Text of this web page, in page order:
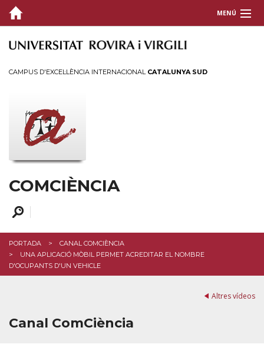
MENÚ
QUI SOM
FORMACIÓ I SUPORT
CONTACTEU
CAMPUS D'EXCEL·LÈNCIA INTERNACIONAL CATALUNYA SUD
COMCIÈNCIA
PORTADA
CANAL COMCIÈNCIA
UNA APLICACIÓ MÒBIL PERMET ACREDITAR EL NOMBRE
D'OCUPANTS D'UN VEHICLE
Altres vídeos
Canal ComCiència